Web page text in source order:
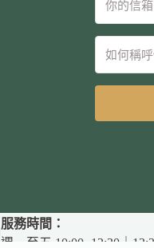
服務時間：
週一至五 10:00~12:30｜